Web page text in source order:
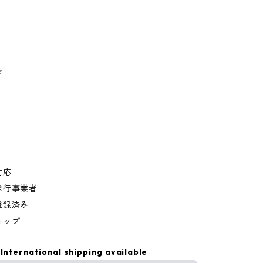
応
事業者
済み
ップ
International shipping available